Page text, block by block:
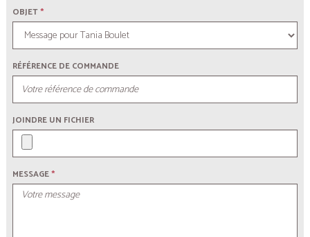
OBJET*
RÉFÉRENCE DE COMMANDE
JOINDRE UN FICHIER
MESSAGE*